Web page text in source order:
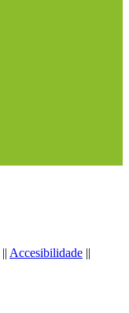
|| Accesibilidade ||